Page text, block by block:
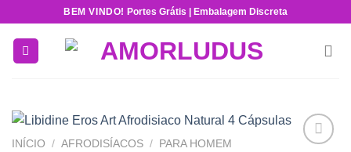
content
BEM VINDO! Portes Grátis | Embalagem Discreta
INÍCIO / AFRODISÍACOS / PARA HOMEM